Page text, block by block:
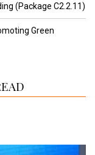
(Package C2.2.11)
Green